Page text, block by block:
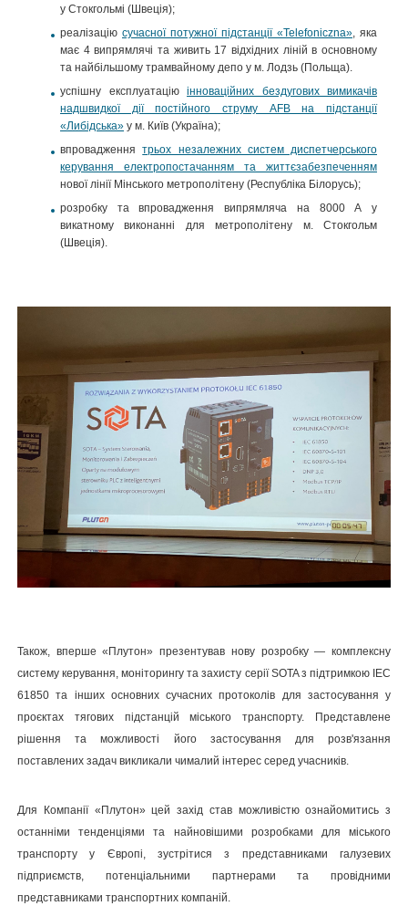
у Стокгольмі (Швеція);
реалізацію сучасної потужної підстанції «Telefoniczna», яка
має 4 випрямлячі та живить 17 відхідних ліній в основному
та найбільшому трамвайному депо у м. Лодзь (Польща).
успішну експлуатацію інноваційних бездугових вимикачів
надшвидкої дії постійного струму AFB на підстанції
«Либідська» у м. Київ (Україна);
впровадженнятрьох незалежних систем диспетчерського
керування електропостачанням та життєзабезпеченням
нової лінії Мінського метрополітену (Республіка Білорусь);
розробку та впровадження випрямляча на 8000 А у
викатному виконанні для метрополітену м. Стокгольм
(Швеція).
Також, вперше «Плутон» презентував нову розробку — комплексну
систему керування, моніторингу та захисту серії SOTA з підтримкою IEC
61850 та інших основних сучасних протоколів для застосування у
проєктах тягових підстанцій міського транспорту. Представлене
рішення та можливості його застосування для розв'язання
поставлених задач викликали чималий інтерес серед учасників.
Для Компанії «Плутон» цей захід став можливістю ознайомитись з
останніми тенденціями та найновішими розробками для міського
транспорту у Європі, зустрітися з представниками галузевих
підприємств, потенціальними партнерами та провідними
представниками транспортних компаній.